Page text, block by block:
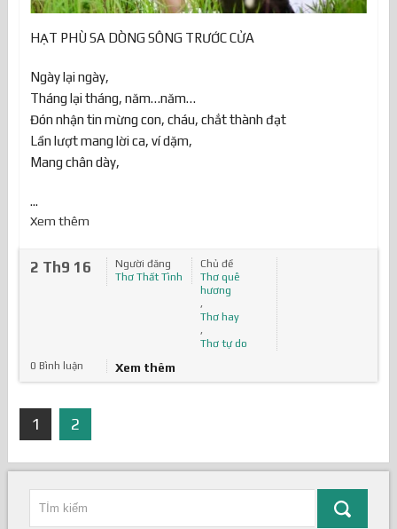
HẠT PHÙ SA DÒNG SÔNG TRƯỚC CỬA
Ngày lại ngày,
Tháng lại tháng, năm…năm…
Đón nhận tin mừng con, cháu, chắt thành đạt
Lần lượt mang lời ca, ví dặm,
Mang chân dày,
...
Xem thêm
2 Th9 16
Người đăng
Thơ Thất Tình
Chủ đề
Thơ quê
hương
,
Thơ hay
,
Thơ tự do
0 Bình luận
Xem thêm
1 2